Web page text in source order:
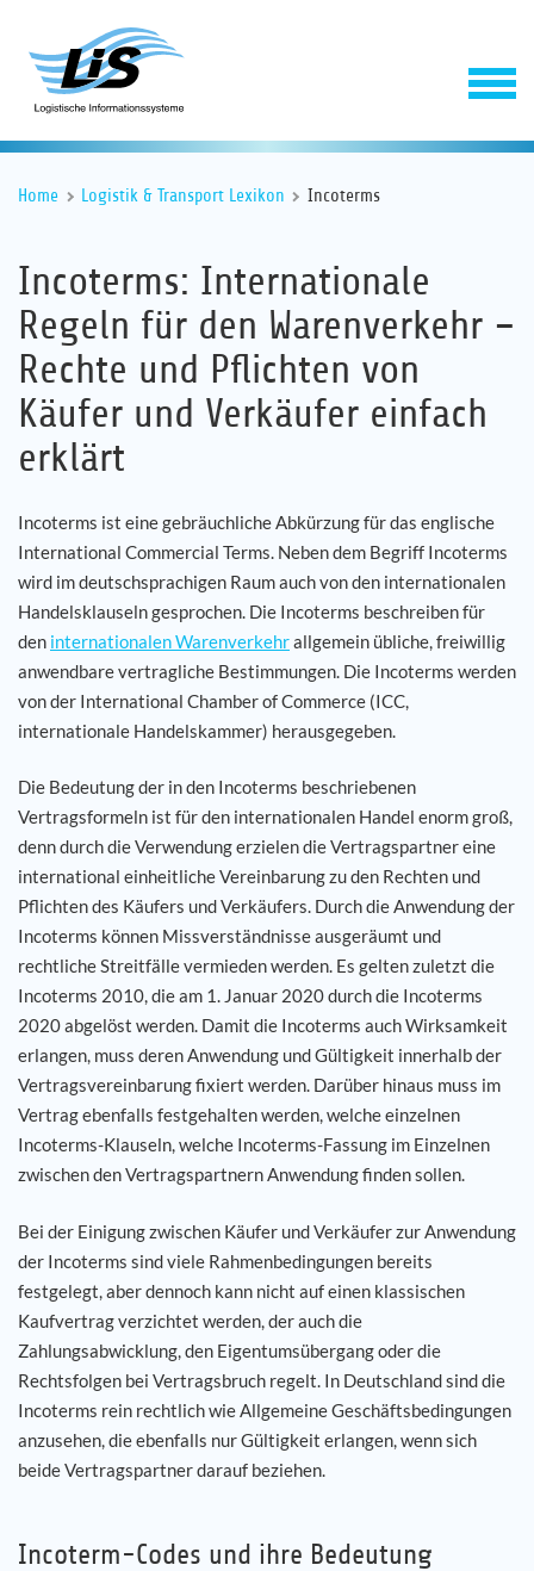
Software
Service
Unternehmen
Karriere
Referenzen
News
Kontakt
DE
Home Logistik & Transport Lexikon Incoterms
Incoterms: Internationale
Regeln für den Warenverkehr –
Rechte und Pflichten von
Käufer und Verkäufer einfach
erklärt
Incoterms ist eine gebräuchliche Abkürzung für das englische
International Commercial Terms. Neben dem Begriff Incoterms
wird im deutschsprachigen Raum auch von den internationalen
Handelsklauseln gesprochen. Die Incoterms beschreiben für
den internationalen Warenverkehrallgemein übliche, freiwillig
anwendbare vertragliche Bestimmungen. Die Incoterms werden
von der International Chamber of Commerce (ICC,
internationale Handelskammer) herausgegeben.
Die Bedeutung der in den Incoterms beschriebenen
Vertragsformeln ist für den internationalen Handel enorm groß,
denn durch die Verwendung erzielen die Vertragspartner eine
international einheitliche Vereinbarung zu den Rechten und
Pflichten des Käufers und Verkäufers. Durch die Anwendung der
Incoterms können Missverständnisse ausgeräumt und
rechtliche Streitfälle vermieden werden. Es gelten zuletzt die
Incoterms 2010, die am 1. Januar 2020 durch die Incoterms
2020 abgelöst werden. Damit die Incoterms auch Wirksamkeit
erlangen, muss deren Anwendung und Gültigkeit innerhalb der
Vertragsvereinbarung fixiert werden. Darüber hinaus muss im
Vertrag ebenfalls festgehalten werden, welche einzelnen
Incoterms-Klauseln, welche Incoterms-Fassung im Einzelnen
zwischen den Vertragspartnern Anwendung finden sollen.
Bei der Einigung zwischen Käufer und Verkäufer zur Anwendung
der Incoterms sind viele Rahmenbedingungen bereits
festgelegt, aber dennoch kann nicht auf einen klassischen
Kaufvertrag verzichtet werden, der auch die
Zahlungsabwicklung, den Eigentumsübergang oder die
Rechtsfolgen bei Vertragsbruch regelt. In Deutschland sind die
Incoterms rein rechtlich wie Allgemeine Geschäftsbedingungen
anzusehen, die ebenfalls nur Gültigkeit erlangen, wenn sich
beide Vertragspartner darauf beziehen.
Incoterm-Codes und ihre Bedeutung